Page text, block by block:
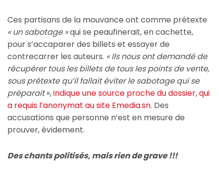
Ces partisans de la mouvance ont comme prétexte
« un sabotage »qui se peaufinerait, en cachette,
pour s’accaparer des billets et essayer de
contrecarrer les auteurs. « Ils nous ont demandé de
récupérer tous les billets de tous les points de vente,
sous prétexte qu’il fallait éviter le sabotage qui se
préparait»,indique une source proche du dossier, qui
a requis l’anonymat au site Emedia.sn. Des
accusations que personne n’est en mesure de
prouver, évidement.
Des chants politisés, mais rien de grave !!!